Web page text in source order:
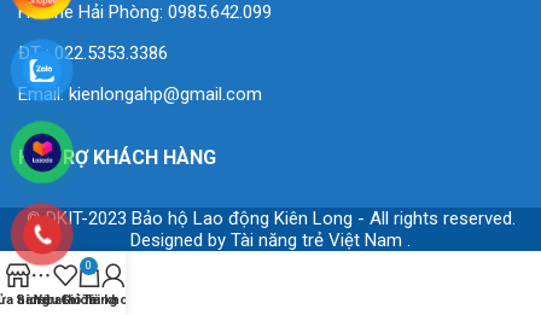
Hotline Hải Phòng: 0985.642.099
ĐT : 022.5353.3386
Email:kienlongahp@gmail.com
HỖ TRỢ KHÁCH HÀNG
© DKIT-2023 Bảo hộ Lao động Kiên Long - All rights reserved.
Designed by Tài năng trẻ Việt Nam .
hàng
Sidebar
Yêu thích
0
Giỏ hàng
Tài khoản